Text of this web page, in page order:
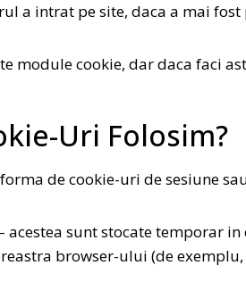
a intrat pe site, daca a mai
module cookie, dar daca faci
Uri Folosim?
de cookie-uri de sesiune
acestea sunt stocate temporar
browser-ului (de